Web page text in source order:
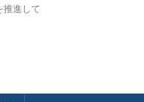
推進して